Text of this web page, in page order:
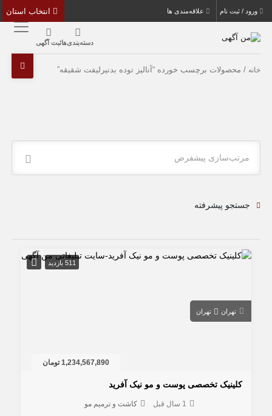
ورود / ثبت نام علاقه‌مندی ها
دسته‌بندی‌هاثبت آگهی
خانه / محصولات برچسب خورده “آنالیز توده بدنیرلیفت شقیقه”
مرتب‌سازی پیشفرض
جستجو پیشرفته
511 بازدید
تهران تهران
1,234,567,890 تومان
کلینیک تخصصی پوست و مو نیک آفرید
1 سال قبل کاشت و ترمیم مو